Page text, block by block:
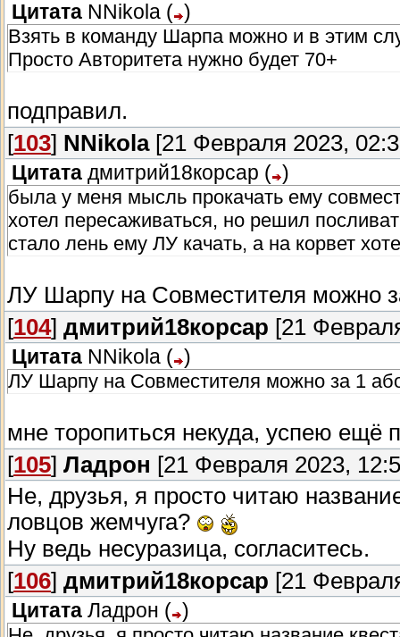
Цитата NNikola ( )
Взять в команду Шарпа можно и в этим
Просто Авторитета нужно будет 70+
подправил.
[103] NNikola[21 Февраля 2023,
Цитата дмитрий18корсар ( )
была у меня мысль прокачать ему
хотел пересаживаться, но решил
стало лень ему ЛУ качать, а на корвет
ЛУ Шарпу на Совместителя можно
[104] дмитрий18корсар [21
Цитата NNikola ( )
ЛУ Шарпу на Совместителя можно за 1
мне торопиться некуда, успею ещё
[105] Ладрон [21 Февраля 2023,
Не, друзья, я просто читаю
ловцов жемчуга?
Ну ведь несуразица, согласитесь.
[106] дмитрий18корсар [21
Цитата Ладрон ( )